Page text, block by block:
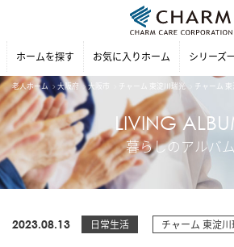
ホームを探す お気に入りホーム シリーズ
老人ホーム 大阪府 大阪市 チャーム 東淀川瑞光 チャーム
LIVING
暮らしのアルバム
2023.08.13 日常生活 チャーム 東淀